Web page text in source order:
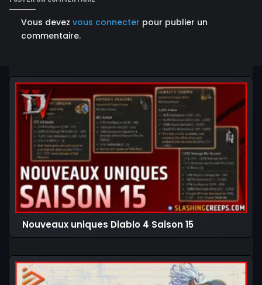
Vous devez vous connecter pour publier un
commentaire.
Nouveaux uniques Diablo 4 Saison 15